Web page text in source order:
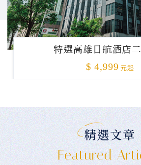
特選高雄日航酒店
$ 4,999 元起
精選文章
Featured